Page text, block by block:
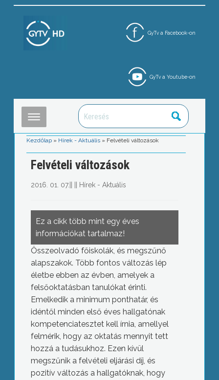
GyTv a Facebook-on
GyTv a Youtube-on
Kezdőlap » Hírek - Aktuális » Felvételi változások
Felvételi változások
2016. 01. 07. Hírek - Aktuális
Ez a cikk több mint egy éves
információkat tartalmaz!
Összeolvadó főiskolák, és megszűnő
alapszakok. Több fontos változás lép
életbe ebben az évben, amelyek a
felsőoktatásban tanulókat érinti.
Emelkedik a minimum ponthatár, és
idéntől minden első éves hallgatónak
kompetenciatesztet kell írnia, amellyel
felmérik, hogy az oktatás mennyit tett
hozzá a tudásukhoz. Ezen kívül
megszűnik a felvételi eljárási díj, és
pozitív változás a hallgatóknak, hogy